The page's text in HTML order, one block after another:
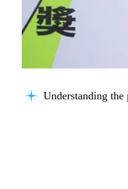
Searching for key